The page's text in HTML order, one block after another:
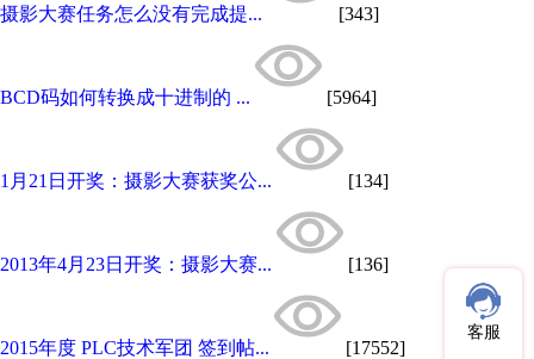
摄影大赛任务怎么没有完成提... [343]
BCD码如何转换成十进制的 ... [5964]
1月21日开奖：摄影大赛获奖公... [134]
2013年4月23日开奖：摄影大赛... [136]
2015年度 PLC技术军团 签到帖... [17552]
客服